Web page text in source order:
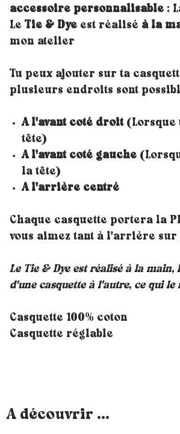
accessoire personnalisable :
Le Tie & Dye est réalisé à la
mon atelier
Tu peux ajouter sur ta
plusieurs endroits sont
A l'avant coté droit(Lorsque
tête)
A l'avant coté gauche
la tête)
A l'arrière centré
Chaque casquette portera la
vous aimez tant à l'arrière sur
Le Tie & Dye est réalisé à la
d'une casquette à l'autre, ce qui
Casquette 100% coton
Casquette réglable
A découvrir ...